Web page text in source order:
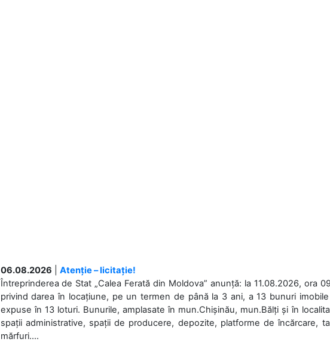
06.08.2026
Atenție – licitație!
Întreprinderea de Stat „Calea Ferată din Moldova” anunță: la 11.08.2026, ora
privind darea în locațiune, pe un termen de până la 3 ani, a 13 bunuri
expuse în 13 loturi. Bunurile, amplasate în mun.Chișinău, mun.Bălți și în
spații administrative, spații de producere, depozite, platforme de încărcare,
mărfuri....